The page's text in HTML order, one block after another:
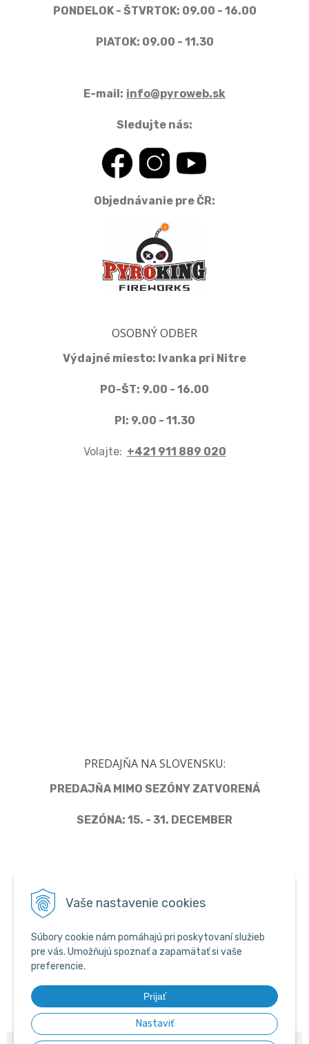
Vaše nastavenie cookies
Súbory cookie nám pomáhajú pri poskytovaní služieb
pre vás. Umožňujú spoznať a zapamätať si vaše
preferencie.
Prijať
Nastaviť
PONDELOK - ŠTVRTOK: 09.00 - 16.00
PIATOK: 09.00 - 11.30
E-mail: info@pyroweb.sk
Sledujte nás:
Objednávanie pre ČR:
OSOBNÝ ODBER
Výdajné miesto: Ivanka pri Nitre
PO-ŠT: 9.00 - 16.00
PI: 9.00 - 11.30
Volajte: +421 911 889 020
PREDAJŇA NA SLOVENSKU:
PREDAJŇA MIMO SEZÓNY ZATVORENÁ
SEZÓNA: 15. - 31. DECEMBER